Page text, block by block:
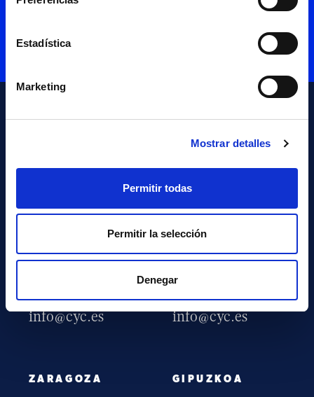
Estadística
Marketing
Mostrar detalles
Permitir todas
Permitir la selección
Denegar
NAVARRA
Plaza Eguzki 8,
31192 Mutilva
T +34 948 29 02 02
info@cyc.es
MADRID
Calle Velázquez 157
1ª Pl.
28002 Madrid
T +34 902 10 22 95
info@cyc.es
ZARAGOZA GIPUZKOA